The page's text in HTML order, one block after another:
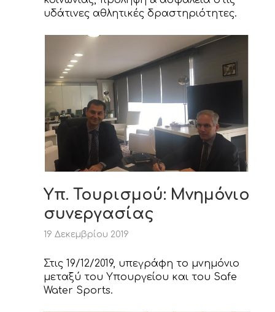
υδάτινες αθλητικές δραστηριότητες.
Υπ. Τουρισμού: Μνημόνιο
συνεργασίας
19 Δεκεμβρίου 2019
Στις 19/12/2019, υπεγράφη το μνημόνιο
μεταξύ του Υπουργείου και του Safe
Water Sports.